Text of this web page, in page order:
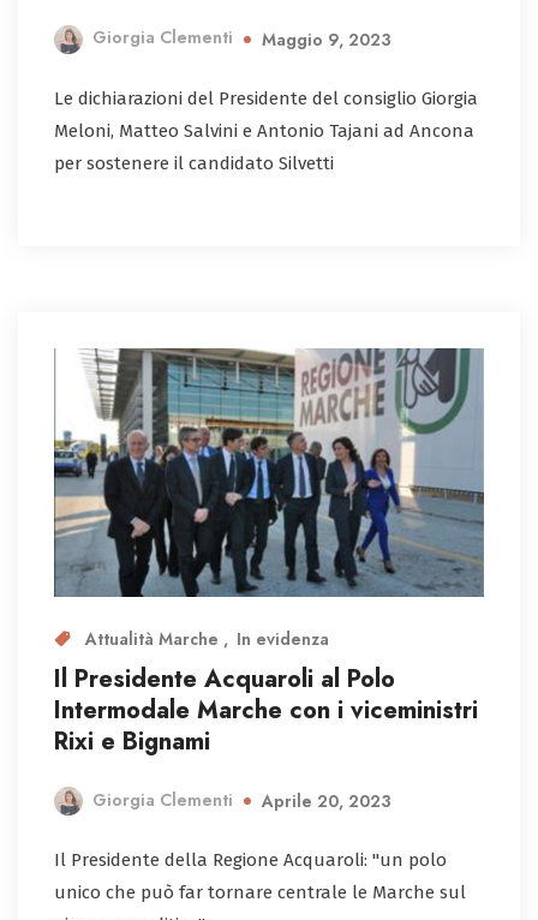
Giorgia Clementi Maggio 9, 2023
Le dichiarazioni del Presidente del consiglio Giorgia
Meloni, Matteo Salvini e Antonio Tajani ad Ancona
per sostenere il candidato Silvetti
Attualità Marche In evidenza
Il Presidente Acquaroli al Polo
Intermodale Marche con i viceministri
Rixi e Bignami
Giorgia Clementi Aprile 20, 2023
Il Presidente della Regione Acquaroli: "un polo
unico che può far tornare centrale le Marche sul